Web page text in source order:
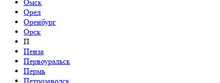
Омск
Орел
Оренбург
Орск
П
Пенза
Первоуральск
Пермь
Петрозаводск